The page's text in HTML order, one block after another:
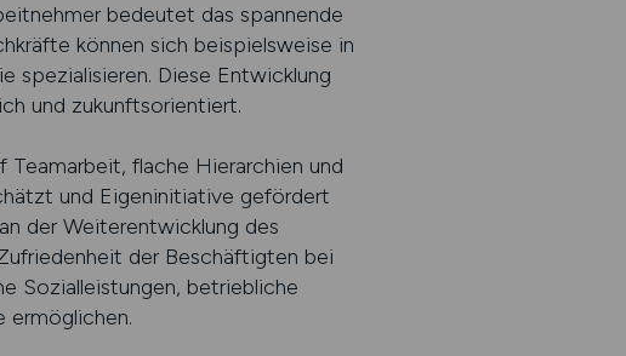
bedeutet das spannende
können sich beispielsweise in
spezialisieren. Diese Entwicklung
und zukunftsorientiert.
flache Hierarchien und
und Eigeninitiative gefördert
der Weiterentwicklung des
der Beschäftigten bei
Sozialleistungen, betriebliche
ermöglichen.